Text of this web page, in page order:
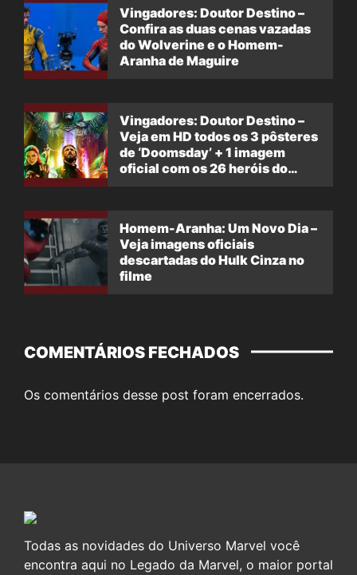
Vingadores: Doutor Destino –
Confira as duas cenas vazadas
do Wolverine e o Homem-
Aranha de Maguire
Vingadores: Doutor Destino –
Veja em HD todos os 3 pôsteres
de ‘Doomsday’ + 1 imagem
oficial com os 26 heróis do
Homem-Aranha: Um Novo Dia –
Veja imagens oficiais
descartadas do Hulk Cinza no
filme
COMENTÁRIOS FECHADOS
Os comentários desse post foram encerrados.
Todas as novidades do Universo Marvel você
encontra aqui no Legado da Marvel, o maior portal